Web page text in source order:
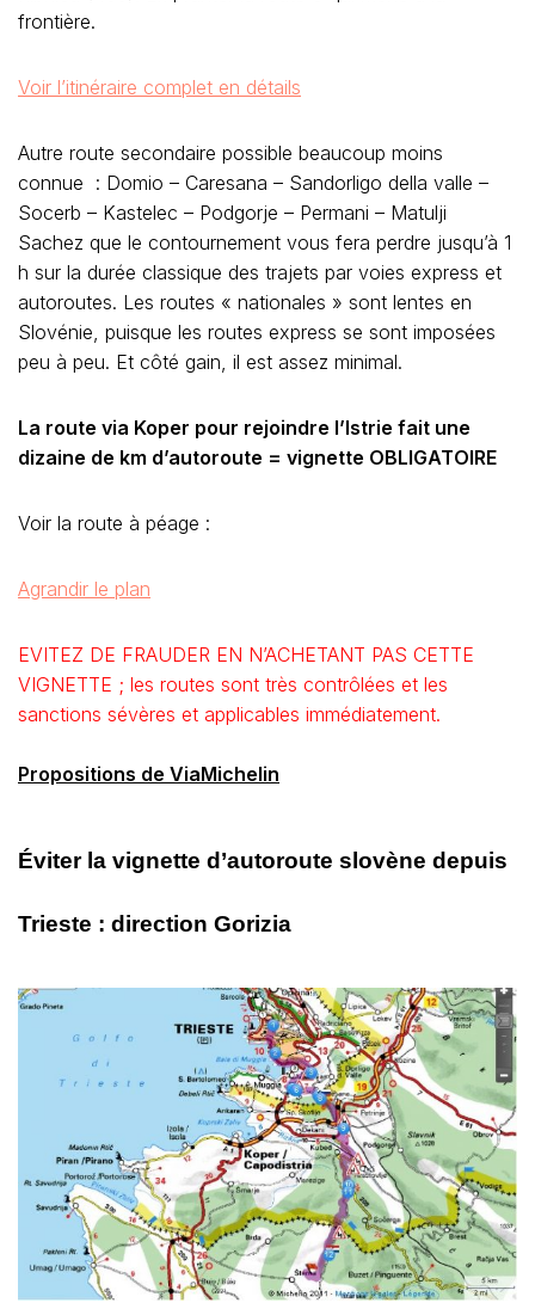
frontière.
Voir l’itinéraire complet en détails
Autre route secondaire possible beaucoup moins
connue : Domio – Caresana – Sandorligo della valle –
Socerb – Kastelec – Podgorje – Permani – Matulji
Sachez que le contournement vous fera perdre jusqu’à 1
h sur la durée classique des trajets par voies express et
autoroutes. Les routes « nationales » sont lentes en
Slovénie, puisque les routes express se sont imposées
peu à peu. Et côté gain, il est assez minimal.
La route via Koper pour rejoindre l’Istrie fait une
dizaine de km d’autoroute = vignette OBLIGATOIRE
Voir la route à péage :
Agrandir le plan
EVITEZ DE FRAUDER EN N’ACHETANT PAS CETTE
VIGNETTE ; les routes sont très contrôlées et les
sanctions sévères et applicables immédiatement.
Propositions de ViaMichelin
Éviter la vignette d’autoroute slovène depuis
Trieste : direction Gorizia